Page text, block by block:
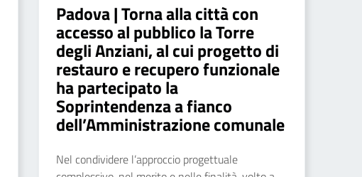
Padova | Torna alla città con
accesso al pubblico la Torre
degli Anziani, al cui progetto di
restauro e recupero funzionale
ha partecipato la
Soprintendenza a fianco
dell’Amministrazione comunale
Nel condividere l’approccio progettuale